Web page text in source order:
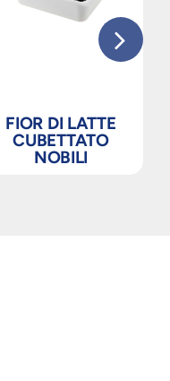
FIOR DI LATTE
CUBETTATO
NOBILI